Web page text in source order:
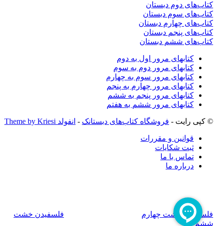
کتاب‌های دوم دبستان
کتاب‌های سوم دبستان
کتاب‌های چهارم دبستان
کتاب‌های پنجم دبستان
کتاب‌های ششم دبستان
کتابهای مرور اول به دوم
کتابهای مرور دوم به سوم
کتابهای مرور سوم به چهارم
کتابهای مرور چهارم به پنجم
کتابهای مرور پنجم به ششم
کتابهای مرور ششم به هفتم
© کپی رایت - فروشگاه کتاب‌های دبستانک - انفولد Theme by Kriesi
قوانین و مقررات
ثبت شکایات
تماس با ما
درباره ما
فلسفیدن خشت چهارم
فلسفیدن خشت
ششم